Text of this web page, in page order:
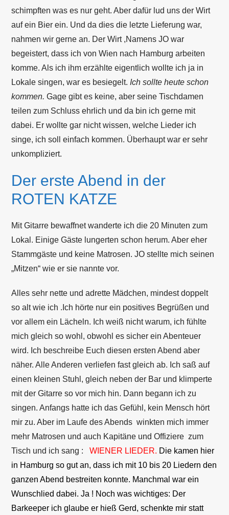
schimpften was es nur geht. Aber dafür lud uns der Wirt
auf ein Bier ein. Und da dies die letzte Lieferung war,
nahmen wir gerne an. Der Wirt ,Namens JO war
begeistert, dass ich von Wien nach Hamburg arbeiten
komme. Als ich ihm erzählte eigentlich wollte ich ja in
Lokale singen, war es besiegelt. Ich sollte heute schon
kommen. Gage gibt es keine, aber seine Tischdamen
teilen zum Schluss ehrlich und da bin ich gerne mit
dabei. Er wollte gar nicht wissen, welche Lieder ich
singe, ich soll einfach kommen. Überhaupt war er sehr
unkompliziert.
Der erste Abend in der
ROTEN KATZE
Mit Gitarre bewaffnet wanderte ich die 20 Minuten zum
Lokal. Einige Gäste lungerten schon herum. Aber eher
Stammgäste und keine Matrosen. JO stellte mich seinen
„Mitzen“ wie er sie nannte vor.
Alles sehr nette und adrette Mädchen, mindest doppelt
so alt wie ich .Ich hörte nur ein positives Begrüßen und
vor allem ein Lächeln. Ich weiß nicht warum, ich fühlte
mich gleich so wohl, obwohl es sicher ein Abenteuer
wird. Ich beschreibe Euch diesen ersten Abend aber
näher. Alle Anderen verliefen fast gleich ab. Ich saß auf
einen kleinen Stuhl, gleich neben der Bar und klimperte
mit der Gitarre so vor mich hin. Dann begann ich zu
singen. Anfangs hatte ich das Gefühl, kein Mensch hört
mir zu. Aber im Laufe des Abends winkten mich immer
mehr Matrosen und auch Kapitäne und Offiziere zum
Tisch und ich sang :WIENER LIEDER. Die kamen hier
in Hamburg so gut an, dass ich mit 10 bis 20 Liedern den
ganzen Abend bestreiten konnte. Manchmal war ein
Wunschlied dabei. Ja ! Noch was wichtiges: Der
Barkeeper ich glaube er hieß Gerd, schenkte mir statt